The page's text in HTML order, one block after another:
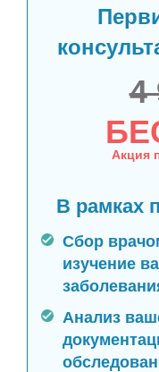
4
Акция
В рамках
Сбор
изучение
Анализ